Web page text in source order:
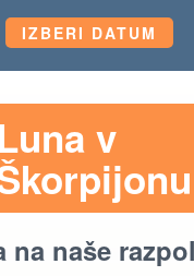
IZBERI DATUM
v
na naše